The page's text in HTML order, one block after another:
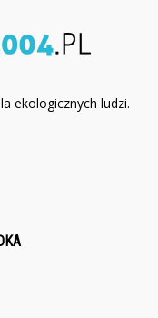
ekologicznych ludzi.